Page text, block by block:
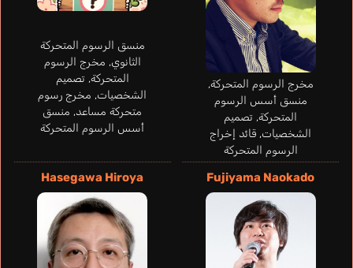
مخرج الرسوم المتحركة,
منسق أسس الرسوم
المتحركة, تصميم
الشخصيات, قائد إخراج
الرسوم المتحركة
منسق الرسوم المتحركة
الثانوي, مخرج الرسوم
المتحركة, تصميم
الشخصيات, مخرج رسوم
متحركة مساعد, منسق
أسس الرسوم المتحركة
Fujiyama Naokado
Hasegawa Hiroya